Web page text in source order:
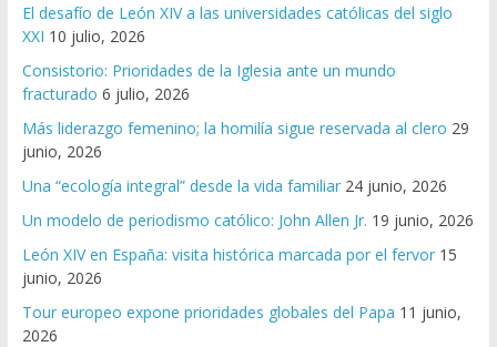
El desafío de León XIV a las universidades católicas del siglo
XXI 10 julio, 2026
Consistorio: Prioridades de la Iglesia ante un mundo
fracturado 6 julio, 2026
Más liderazgo femenino; la homilía sigue reservada al clero 29
junio, 2026
Una “ecología integral” desde la vida familiar 24 junio, 2026
Un modelo de periodismo católico: John Allen Jr. 19 junio, 2026
León XIV en España: visita histórica marcada por el fervor 15
junio, 2026
Tour europeo expone prioridades globales del Papa 11 junio,
2026